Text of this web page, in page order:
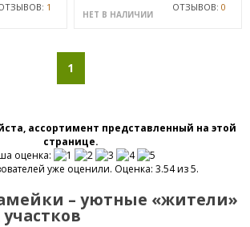
1
НЕТ В НАЛИЧИИ
ОТЗЫВОВ: 0
1
ассортимент представленный на этой
странице.
оценка:
уже оценили. Оценка: 3.54 из 5.
– уютные «жители»